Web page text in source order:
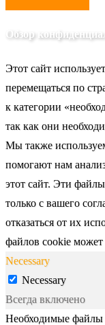
Обзор
Этот сайт
перемещаться по
к категории
так как они
Мы также
помогают нам
этот сайт. Эти
только с вашего
отказаться от их
файлов cookie может
Necessary
Necessary
Всегда включено
Необходимые файлы